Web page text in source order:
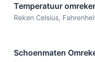
Temperatuur
Reken Celsius,
Schoenmaten